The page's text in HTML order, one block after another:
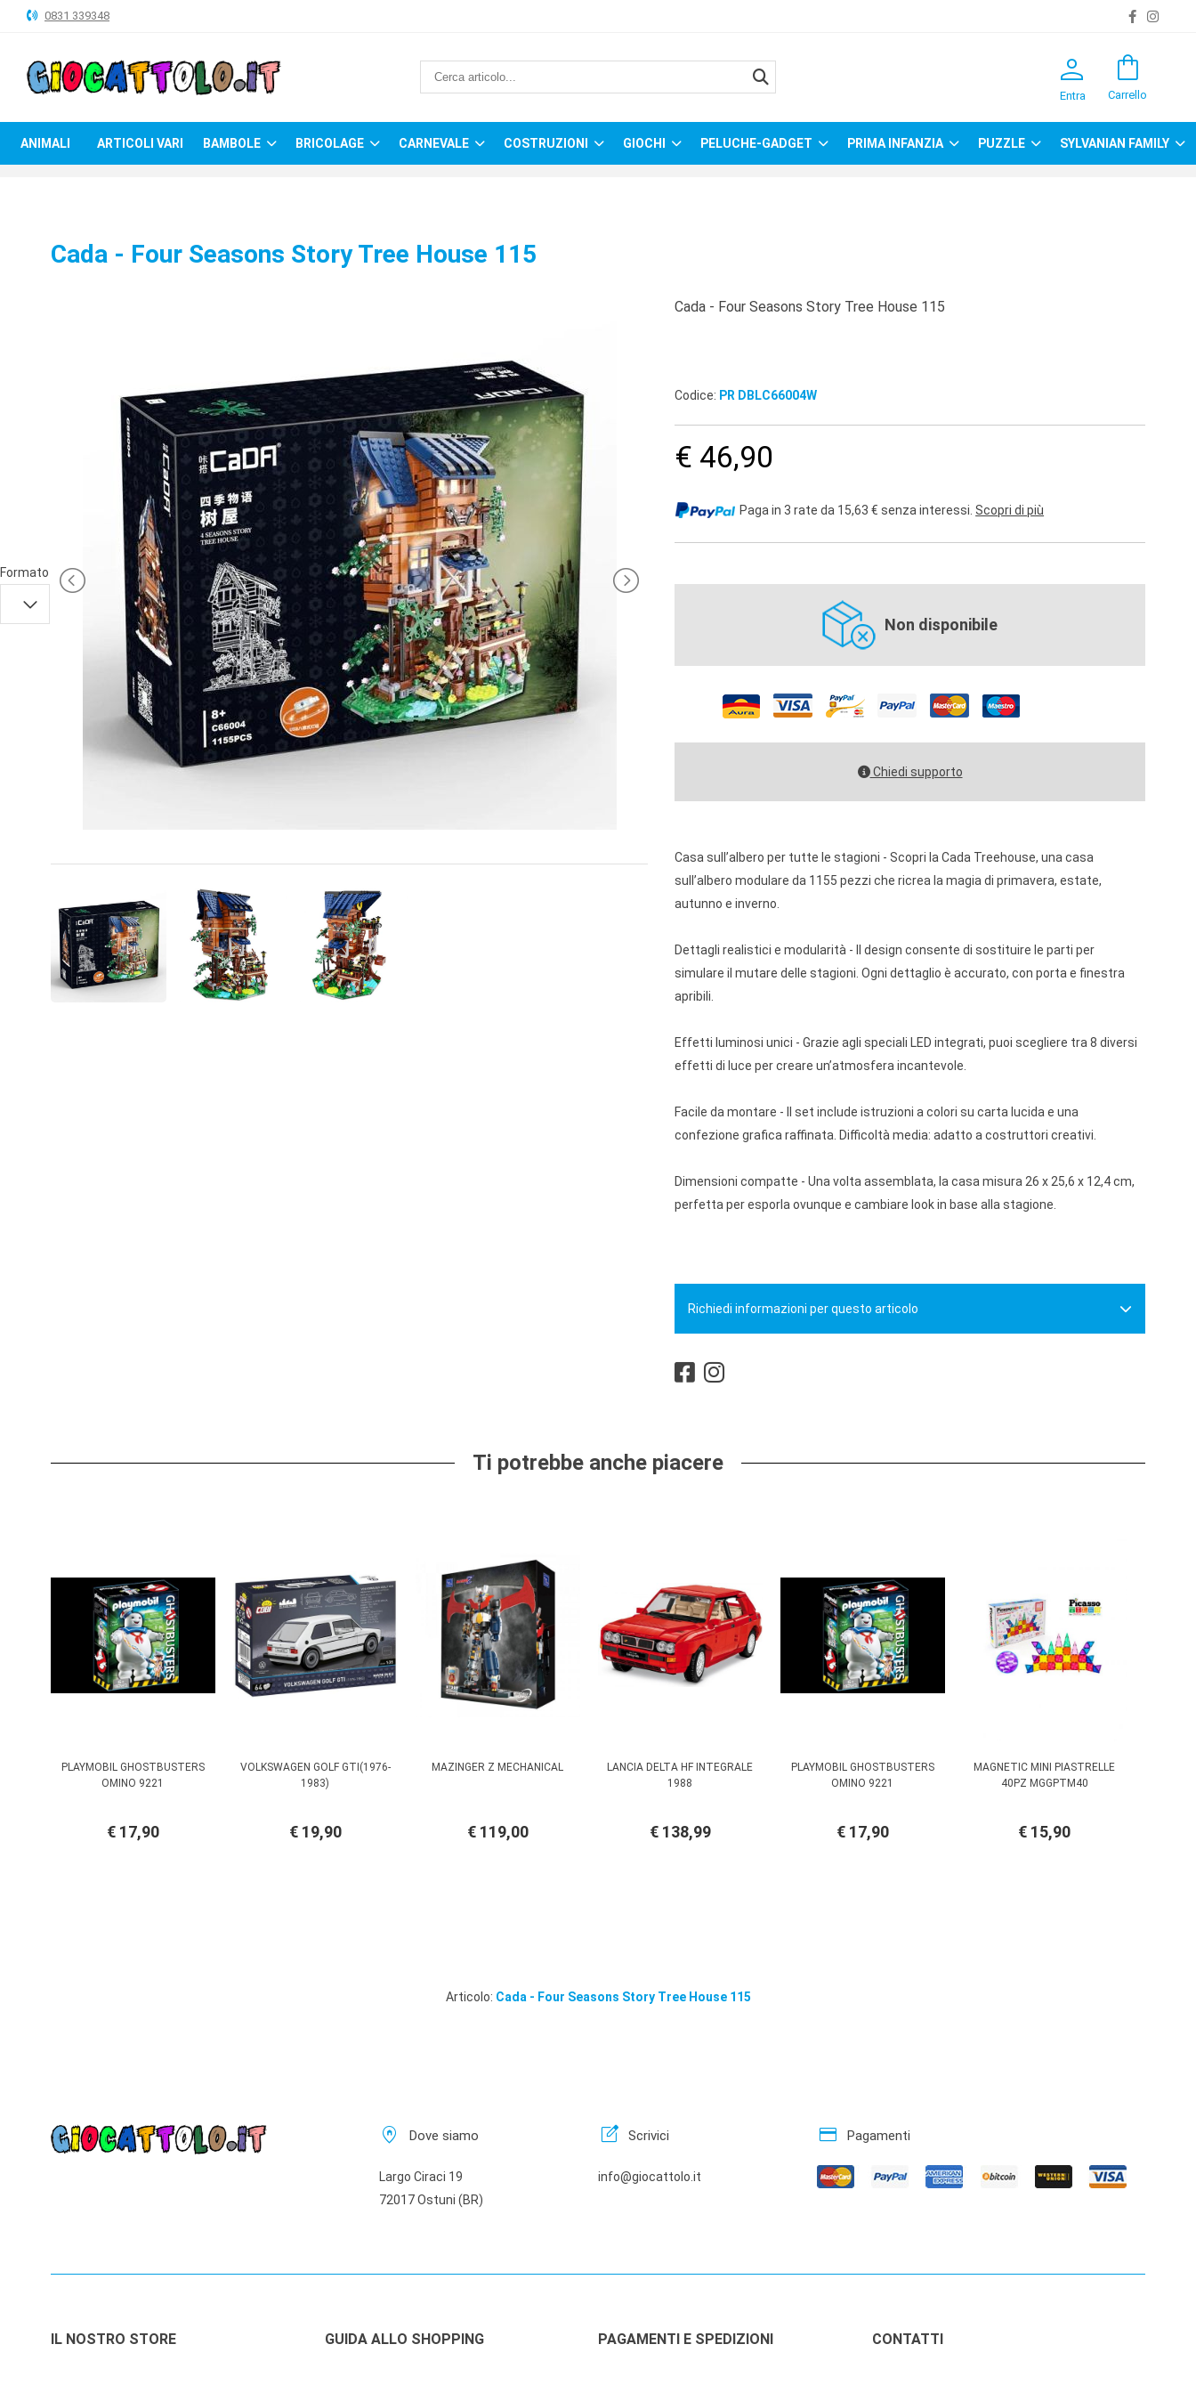
ANIMALI
BAMBOLE
BORSETTE
0831 339348
person
Entra
shopping_bag
Carrello
ANIMALI ARTICOLI VARI BAMBOLE BRICOLAGE CARNEVALE COSTRUZIONI GIOCHI PELUCHE-GADGET PRIMA INFANZIA PUZZLE SYLVANIAN FAMILY
Cada - Four Seasons Story Tree House 115
Cada - Four Seasons Story Tree House 115
Codice: PR DBLC66004W
€ 46,90
Paga in 3 rate da 15,63 € senza interessi.Scopri di più
Formato
Non disponibile
Chiedi supporto
Casa sull’albero per tutte le stagioni - Scopri la Cada Treehouse, una casa
sull’albero modulare da 1155 pezzi che ricrea la magia di primavera, estate,
autunno e inverno.
Dettagli realistici e modularità - Il design consente di sostituire le parti per
simulare il mutare delle stagioni. Ogni dettaglio è accurato, con porta e finestra
apribili.
Effetti luminosi unici - Grazie agli speciali LED integrati, puoi scegliere tra 8 diversi
effetti di luce per creare un’atmosfera incantevole.
Facile da montare - Il set include istruzioni a colori su carta lucida e una
confezione grafica raffinata. Difficoltà media: adatto a costruttori creativi.
Dimensioni compatte - Una volta assemblata, la casa misura 26 x 25,6 x 12,4 cm,
perfetta per esporla ovunque e cambiare look in base alla stagione.
Richiedi informazioni per questo articolo
Ti potrebbe anche piacere
PLAYMOBIL GHOSTBUSTERS
OMINO 9221
€ 17,90
VOLKSWAGEN GOLF GTI(1976-
1983)
€ 19,90
MAZINGER Z MECHANICAL
€ 119,00
LANCIA DELTA HF INTEGRALE
1988
€ 138,99
PLAYMOBIL GHOSTBUSTERS
OMINO 9221
€ 17,90
MAGNETIC MINI PIASTRELLE
40PZ MGGPTM40
€ 15,90
Articolo: Cada - Four Seasons Story Tree House 115
home_pin Dove siamo
Largo Ciraci 19
72017 Ostuni (BR)
edit_square Scrivici
info@giocattolo.it
credit_card Pagamenti
IL NOSTRO STORE GUIDA ALLO SHOPPING PAGAMENTI E SPEDIZIONI CONTATTI